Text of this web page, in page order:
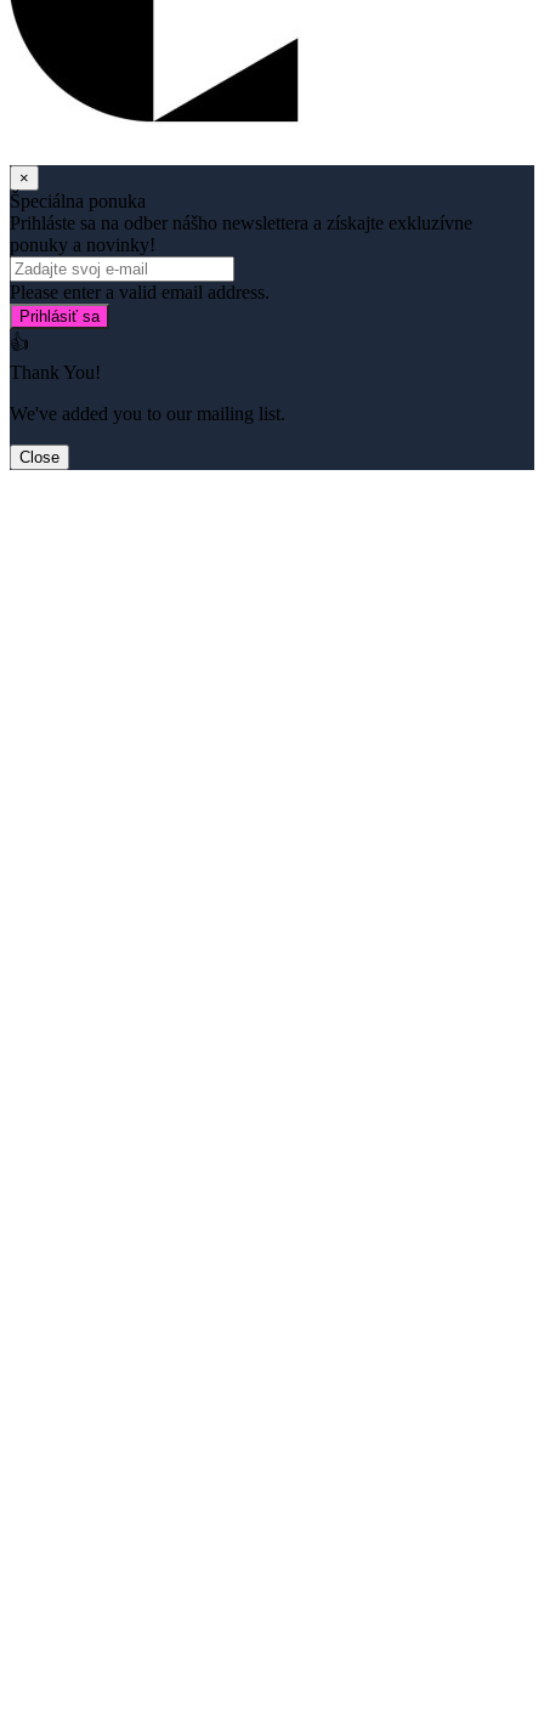
×
Špeciálna ponuka
Prihláste sa na odber nášho newslettera a získajte exkluzívne
ponuky a novinky!
Please enter a valid email address.
Prihlásiť sa
👍
Thank You!
We've added you to our mailing list.
Close